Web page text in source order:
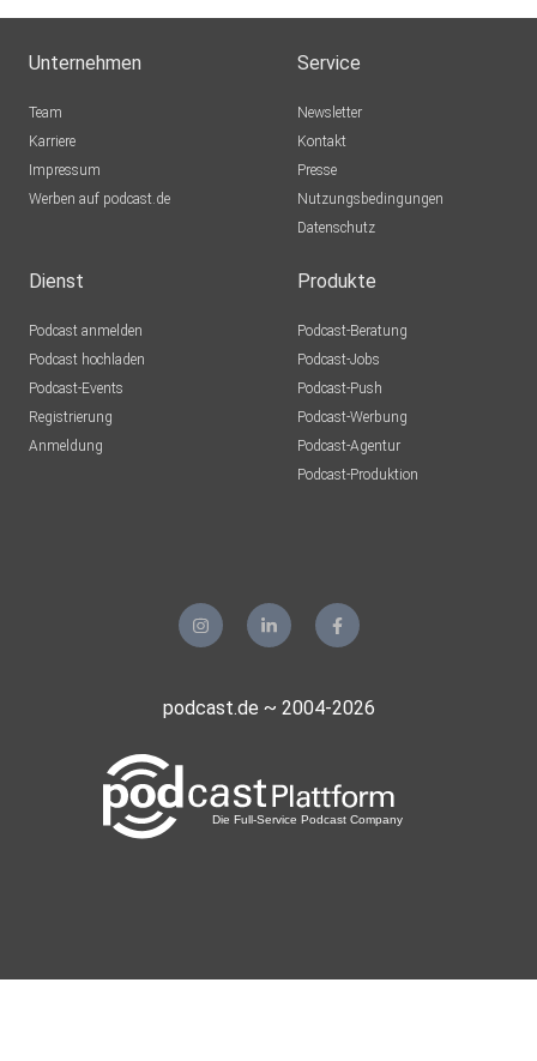
Unternehmen
Team
Karriere
Impressum
Werben auf podcast.de
Service
Newsletter
Kontakt
Presse
Nutzungsbedingungen
Datenschutz
Dienst
Podcast anmelden
Podcast hochladen
Podcast-Events
Registrierung
Anmeldung
Produkte
Podcast-Beratung
Podcast-Jobs
Podcast-Push
Podcast-Werbung
Podcast-Agentur
Podcast-Produktion
podcast.de ~ 2004-2026